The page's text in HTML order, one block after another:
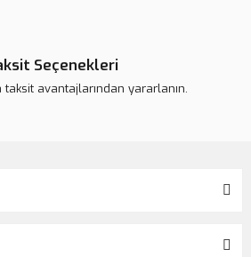
Seçenekleri
taksit avantajlarından yararlanın.